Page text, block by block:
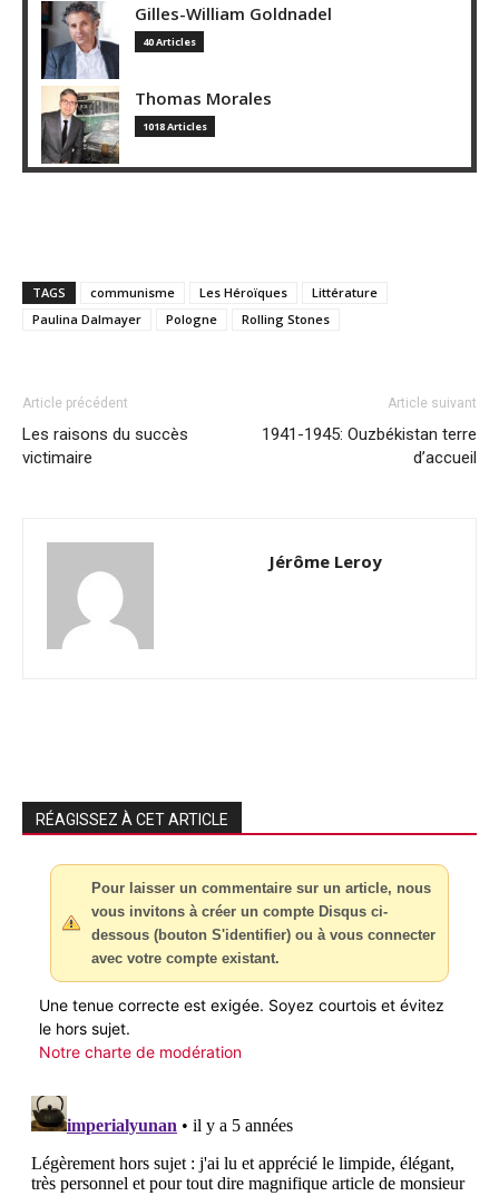
Gilles-William Goldnadel
40 Articles
Thomas Morales
1018 Articles
TAGS communisme Les Héroïques
Littérature
Paulina Dalmayer
Pologne Rolling Stones
Article précédent
Les raisons du succès
victimaire
Article suivant
1941-1945: Ouzbékistan terre
d’accueil
Jérôme Leroy
RÉAGISSEZ À CET ARTICLE
Pour laisser un commentaire sur un article, nous
vous invitons à créer un compte Disqus ci-
dessous (bouton S'identifier) ou à vous connecter
avec votre compte existant.
Une tenue correcte est exigée. Soyez courtois et évitez
le hors sujet.
Notre charte de modération